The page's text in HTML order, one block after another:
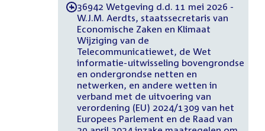
-36942 Wetgeving d.d. 11 mei 2026 -
W.J.M. Aerdts, staatssecretaris van
Economische Zaken en Klimaat
Wijziging van de
Telecommunicatiewet, de Wet
informatie-uitwisseling bovengrondse
en ondergrondse netten en
netwerken, en andere wetten in
verband met de uitvoering van
verordening (EU) 2024/1309 van het
Europees Parlement en de Raad van